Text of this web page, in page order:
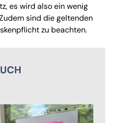
es wird also ein wenig
sind die geltenden
zu beachten.